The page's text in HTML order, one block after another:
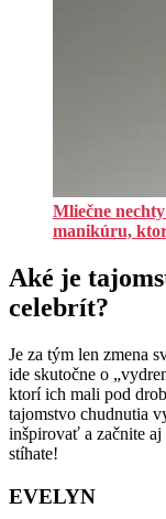
Mliečne
manikúru,
Aké je
celebrít?
Je za tým len zmena
ide skutočne o
ktorí ich mali pod
tajomstvo chudnutia
inšpirovať a začnite
stíhate!
EVELYN